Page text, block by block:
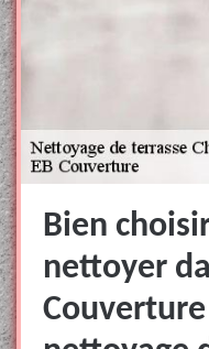
Bien
nettoyer